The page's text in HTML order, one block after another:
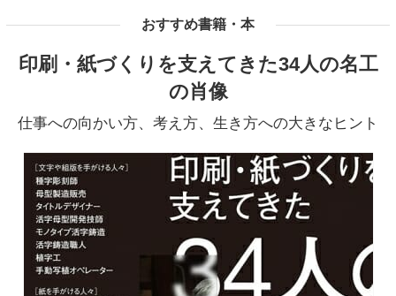
おすすめ書籍・本
印刷・紙づくりを支えてきた34人の名工
の肖像
仕事への向かい方、考え方、生き方への大きなヒント